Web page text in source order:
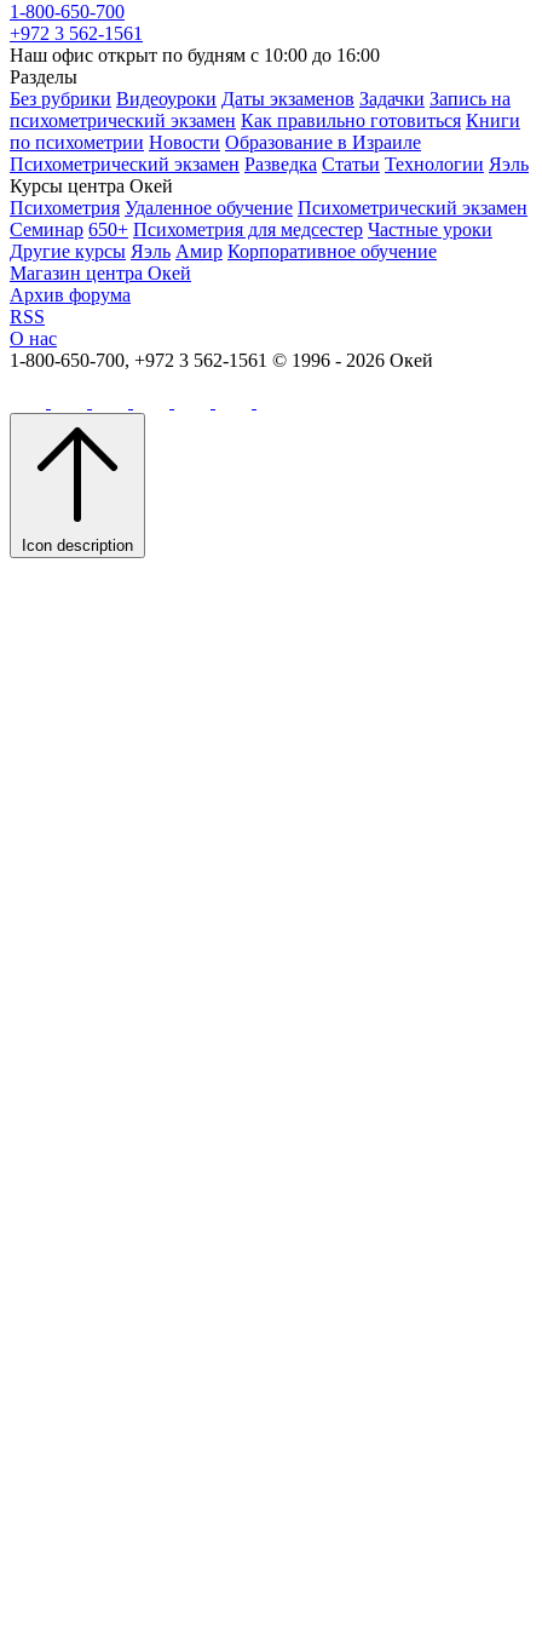
1-800-650-700
+972 3 562-1561
Наш офис открыт по будням с 10:00 до 16:00
Разделы
Без рубрики Видеоуроки Даты экзаменов Задачки Запись на
психометрический экзамен Как правильно готовиться Книги
по психометрии Новости Образование в Израиле
Психометрический экзамен Разведка Статьи Технологии Яэль
Курсы центра Окей
Психометрия Удаленное обучение Психометрический экзамен
Семинар 650+ Психометрия для медсестер Частные уроки
Другие курсы Яэль Амир Корпоративное обучение
Магазин центра Окей
Архив форума
RSS
О нас
1-800-650-700, +972 3 562-1561 © 1996 - 2026 Окей
Icon description